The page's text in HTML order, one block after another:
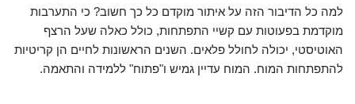
למה כל הדיבור הזה על איתור מוקדם כל כך חשוב? כי התערבות
מוקדמת בפעוטות עם קשיי התפתחות, כולל כאלה שעל הרצף
האוטיסטי, יכולה לחולל פלאים. השנים הראשונות לחיים הן קריטיות
להתפתחות המוח. המוח עדיין גמיש ו"פתוח" ללמידה והתאמה.